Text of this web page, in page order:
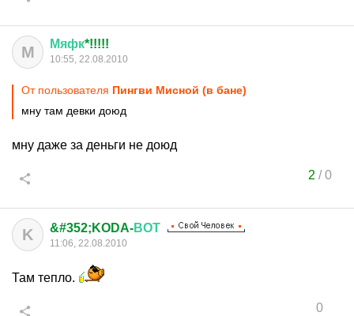
М Мяфк*!!!!!
10:55, 22.08.2010
От пользователя Пингви Мисной (в бане)
мну там девки доюд
мну даже за деньги не доюд
2 /0
K &#352;KODA-ВОТ
11:06, 22.08.2010
Там тепло.
0